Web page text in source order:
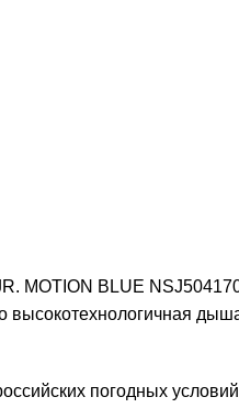
MOTION BLUE
высокотехнологичная
погодных